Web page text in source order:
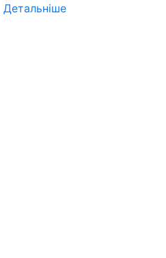
Детальніше